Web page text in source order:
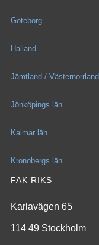
Göteborg
Halland
Jämtland / Västernorrland
Jönköpings län
Kalmar län
Kronobergs län
FAK RIKS
Karlavägen 65
114 49 Stockholm